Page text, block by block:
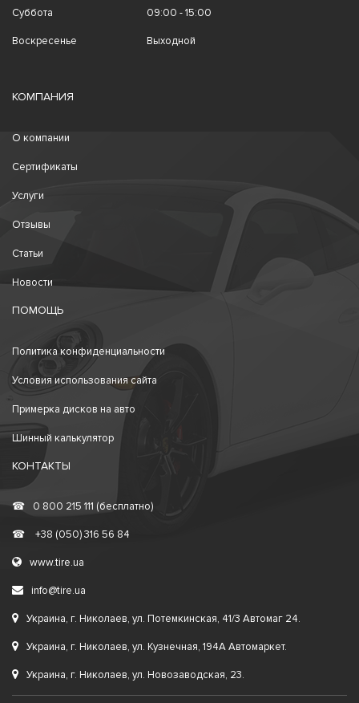
Суббота 09:00 - 15:00
Воскресенье Выходной
КОМПАНИЯ
О компании
Сертификаты
Услуги
Отзывы
Статьи
Новости
ПОМОЩЬ
Политика конфиденциальности
Условия использования сайта
Примерка дисков на авто
Шинный калькулятор
КОНТАКТЫ
☎ 0 800 215 111 (бесплатно)
☎ +38 (050) 316 56 84
www.tire.ua
info@tire.ua
Украина, г. Николаев, ул. Потемкинская, 41/3 Автомаг 24.
Украина, г. Николаев, ул. Кузнечная, 194А Автомаркет.
Украина, г. Николаев, ул. Новозаводская, 23.